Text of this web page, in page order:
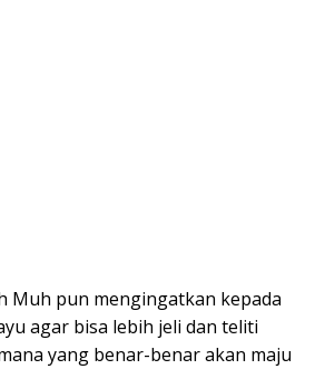
Muh pun mengingatkan kepada
agar bisa lebih jeli dan teliti
yang benar-benar akan maju